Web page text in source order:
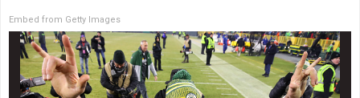
Embed from Getty Images